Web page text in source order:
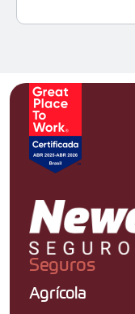
Seguros
Agrícola